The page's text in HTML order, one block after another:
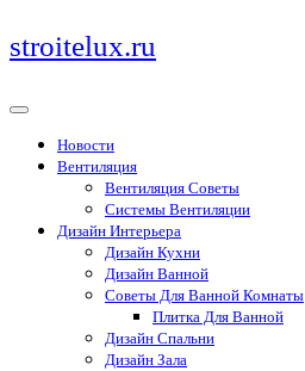
Перейти
к
stroitelux.ru
Новости
Вентиляция
Вентиляция Советы
Системы Вентиляции
Дизайн Интерьера
Дизайн Кухни
Дизайн Ванной
Советы Для Ванной Комнаты
Плитка Для Ванной
Дизайн Спальни
Дизайн Зала